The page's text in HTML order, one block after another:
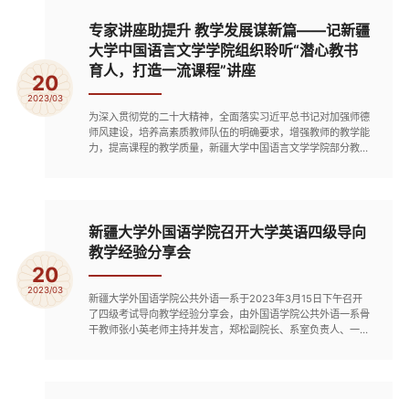
准”对参...
20
2023/03
专家讲座助提升 教学发展谋新篇——记新疆
大学中国语言文学学院组织聆听“潜心教书
育人，打造一流课程”讲座
为深入贯彻党的二十大精神，全面落实习近平总书记对加强师德
师风建设，培养高素质教师队伍的明确要求，增强教师的教学能
力，提高课程的教学质量，新疆大学中国语言文学学院部分教师
“...
20
2023/03
新疆大学外国语学院召开大学英语四级导向
教学经验分享会
新疆大学外国语学院公共外语一系于2023年3月15日下午召开
了四级考试导向教学经验分享会，由外国语学院公共外语一系骨
干教师张小英老师主持并发言，郑松副院长、系室负责人、一系